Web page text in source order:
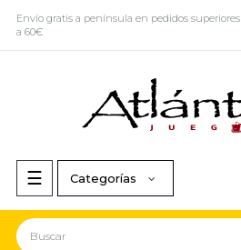
Envío gratis a península en pedidos superiores
a 60€
Navegación
de
palanca
☰ Categorías